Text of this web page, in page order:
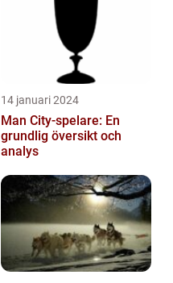
14 januari 2024
Man City-spelare: En
grundlig översikt och
analys